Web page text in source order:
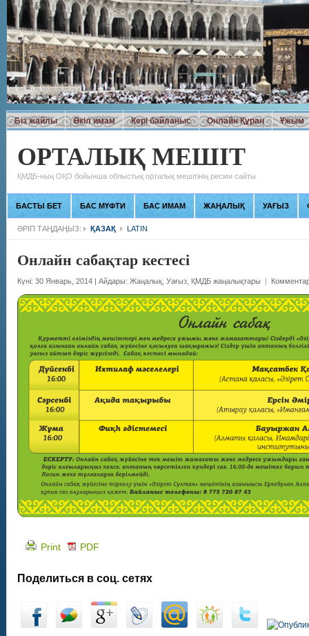
Біз жайлы Өкіл имам Кері байланыс Онлайн Құран Ұжым
ОРТАЛЫҚ МЕШІТ
ҚМДБ-ның ОҚО бойынша облыстық орталық мешітінің ресми сайты
БАСТЫ БЕТ БАС МҮФТИ БАС ИМАМ ЖАҢАЛЫҚ УАҒЫЗ
ӘРІП ТАҢДАҢЫЗ: ҚАЗАҚ LATIN
Онлайн сабақтар кестесі
Күні: 30 Январь, 2014| Айдары: Жаңалық, Уағыз, ҚМДБ жаңалықтары |
Print PDF
Поделиться в соц. сетях